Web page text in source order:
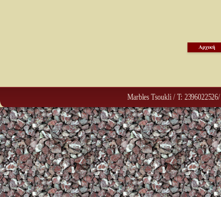
Marbles Tsoukli / T: